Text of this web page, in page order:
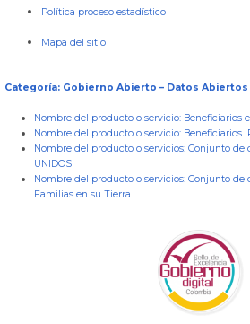
Política proceso estadístico
Mapa del sitio
Categoría: Gobierno Abierto – Datos Abiertos
Nombre del producto o servicio: Beneficiarios
Nombre del producto o servicio: Beneficiarios
Nombre del producto o servicios: Conjunto de
UNIDOS
Nombre del producto o servicios: Conjunto de
Familias en su Tierra